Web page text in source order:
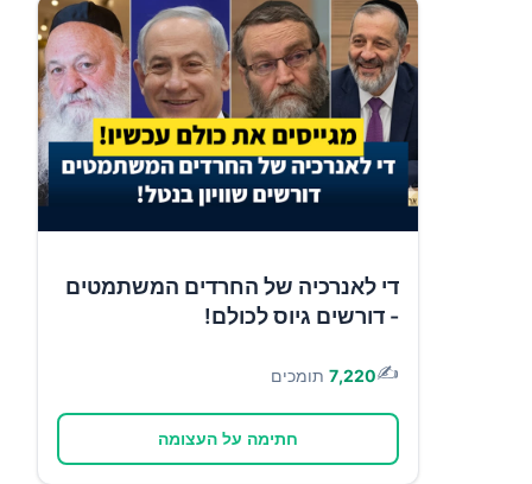
די לאנרכיה של החרדים המשתמטים
- דורשים גיוס לכולם!
✍️
7,220 תומכים
חתימה על העצומה